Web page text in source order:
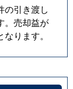
岡
徒歩20分
徒歩25分
岡
徒歩21分
徒歩45分
の引き渡し
。売却益が
ります。